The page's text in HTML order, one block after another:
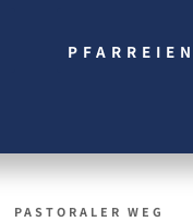
PFARREIEN
PASTORALER WEG